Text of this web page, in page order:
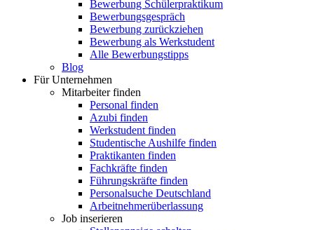
Bewerbung Schülerpraktikum
Bewerbungsgespräch
Bewerbung zurückziehen
Bewerbung als Werkstudent
Alle Bewerbungstipps
Blog
Für Unternehmen
Mitarbeiter finden
Personal finden
Azubi finden
Werkstudent finden
Studentische Aushilfe finden
Praktikanten finden
Fachkräfte finden
Führungskräfte finden
Personalsuche Deutschland
Arbeitnehmerüberlassung
Job inserieren